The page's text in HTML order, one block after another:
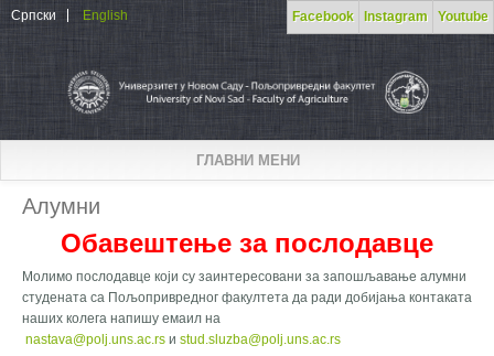
Skip to main content Facebook Instagram Youtube
Српски English
ГЛАВНИ МЕНИ
Алумни
Обавештење за послодавце
Молимо послодавце који су заинтересовани за запошљавање алумни
студената са Пољопривредног факултета да ради добијања контаката
наших колега напишу емаил на
nastava@polj.uns.ac.rs и stud.sluzba@polj.uns.ac.rs